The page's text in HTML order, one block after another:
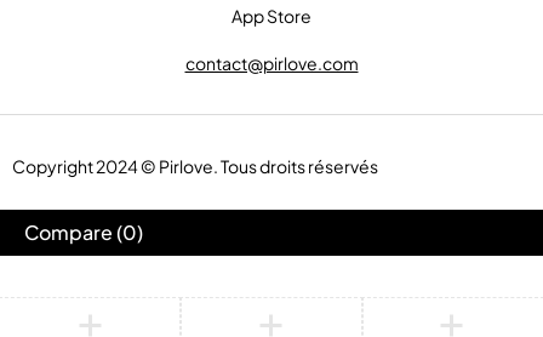
contact@pirlove.com
Copyright 2024 © Pirlove. Tous droits réservés
Compare(0)